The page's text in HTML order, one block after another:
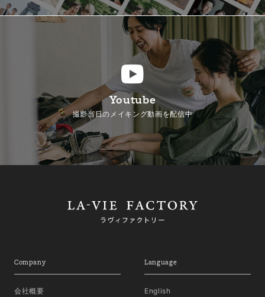
Youtube
撮影当日のメイキング動画を配信中
Company
会社概要
Language
English